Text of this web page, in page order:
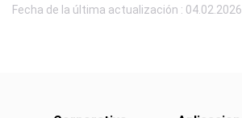
Fecha de la última actualización : 04.02.2026